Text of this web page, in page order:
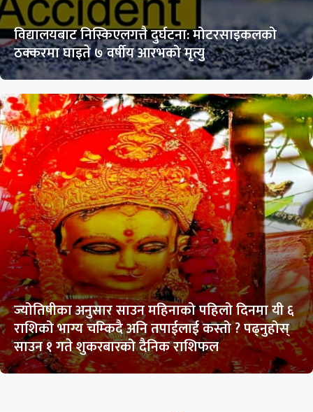
विद्यालयबाट निस्किएलगत्तै दुर्घटना: मोटरसाइकलको
ठक्करमा घाइते ७ वर्षीय आरभको मृत्यु
ज्योतिषीका अनुसार साउन महिनाको पहिलो दिनमा यी ६
राशिको भाग्य चम्किदै अनि तपाईलाई कस्तो ? पढ्नुहोस्
साउन १ गते शुकरबारको दैनिक राशिफल